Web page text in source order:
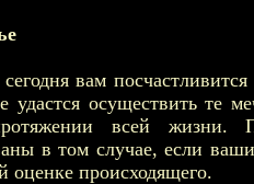
вам
удастся осуществить те
всей жизни.
в том случае, если
оценке происходящего.